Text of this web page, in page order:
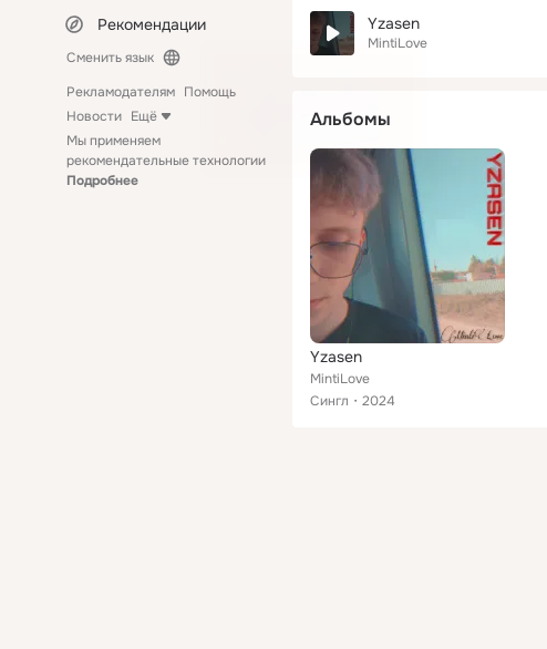
Рекомендации
Сменить язык
Рекламодателям Помощь
Новости Ещё
Мы применяем
рекомендательные технологии
Подробнее
Yzasen
MintiLove
Альбомы
Yzasen
MintiLove
Сингл
2024